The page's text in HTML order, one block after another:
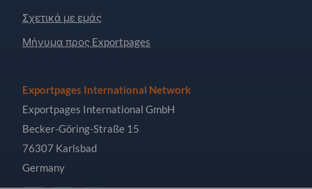
Σχετικά με εμάς
Μήνυμα προς Exportpages
Exportpages International Network
Exportpages International GmbH
Becker-Göring-Straße 15
76307 Karlsbad
Germany